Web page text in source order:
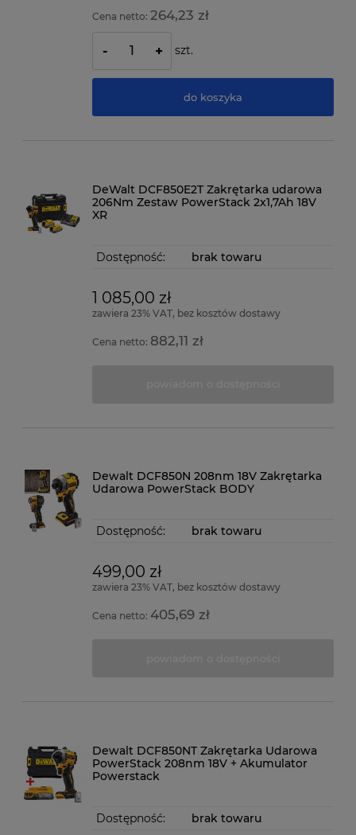
Cena netto:264,23 zł
- + szt.
do koszyka
DeWalt DCF850E2T Zakrętarka udarowa
206Nm Zestaw PowerStack 2x1,7Ah 18V
XR
Dostępność: brak towaru
1 085,00 zł
zawiera 23% VAT, bez kosztów dostawy
Cena netto: 882,11 zł
Dewalt DCF850N 208nm 18V Zakrętarka
Udarowa PowerStack BODY
Dostępność: brak towaru
499,00 zł
zawiera 23% VAT, bez kosztów dostawy
Cena netto:405,69 zł
Dewalt DCF850NT Zakrętarka Udarowa
PowerStack 208nm 18V + Akumulator
Powerstack
Dostępność: brak towaru